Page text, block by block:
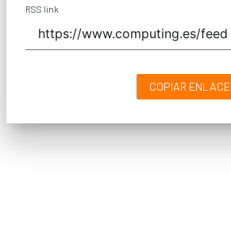
RSS link
COPIAR ENLACE